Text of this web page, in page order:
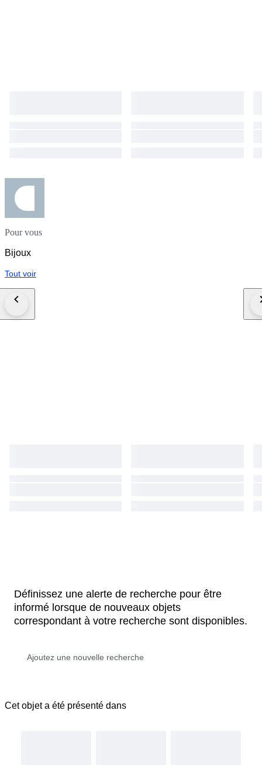
Pour vous
Bijoux
Tout voir
Définissez une alerte de recherche pour être
informé lorsque de nouveaux objets
correspondant à votre recherche sont disponibles.
Cet objet a été présenté dans